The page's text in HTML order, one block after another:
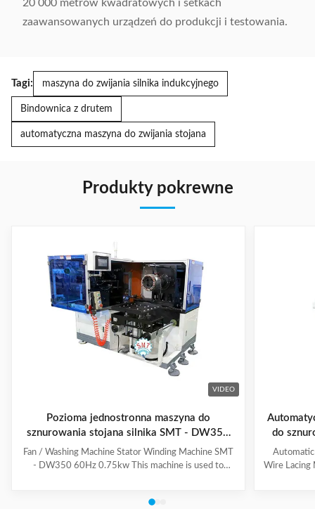
20 000 metrów kwadratowych i setkach
zaawansowanych urządzeń do produkcji i testowania.
Tagi: maszyna do zwijania silnika indukcyjnego
Bindownica z drutem
automatyczna maszyna do zwijania stojana
Produkty pokrewne
VIDEO
Pozioma jednostronna maszyna do
sznurowania stojana silnika SMT - DW350
High Performance
Fan / Washing Machine Stator Winding Machine SMT
- DW350 60Hz 0.75kw This machine is used to
the necessary data. With easy and convenient tooling
do
Automatic
Wire Lacing